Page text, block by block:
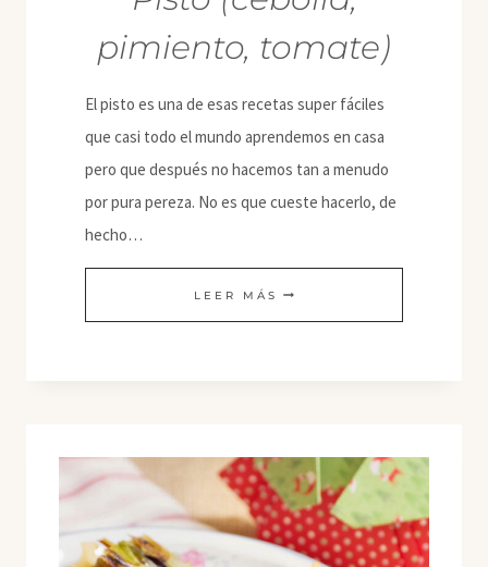
pimiento, tomate)
El pisto es una de esas recetas super fáciles
que casi todo el mundo aprendemos en casa
pero que después no hacemos tan a menudo
por pura pereza. No es que cueste hacerlo, de
hecho…
LEER MÁS PISTO
(CEBOLLA,